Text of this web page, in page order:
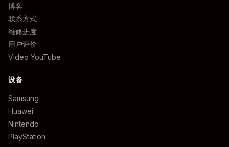
博客
联系方式
维修进度
用户评价
Video YouTube
设备
Samsung
Huawei
Nintendo
PlayStation